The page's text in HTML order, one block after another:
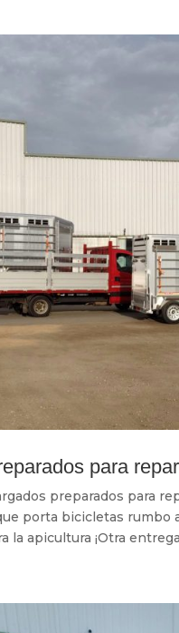
para
preparados para
porta bicicletas rumbo
apicultura ¡Otra